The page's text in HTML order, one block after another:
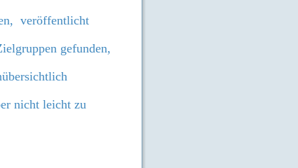
veröffentlicht
gefunden,
nicht leicht zu